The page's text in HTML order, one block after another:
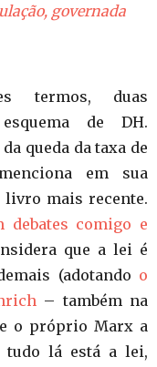
governada
termos, duas
de DH.
queda da taxa de
em sua
livro mais recente.
debates comigo e
que a lei é
(adotando o
– também na
o próprio Marx a
tudo lá está a lei,